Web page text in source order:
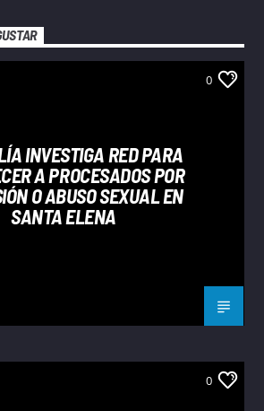
0
INVESTIGA RED PARA
A PROCESADOS POR
O ABUSO SEXUAL EN
SANTA ELENA
0